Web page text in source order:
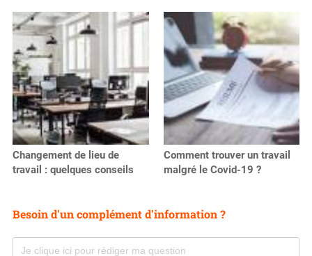
Changement de lieu de
travail : quelques conseils
Comment trouver un travail
malgré le Covid-19 ?
Besoin d'un complément d'information ?